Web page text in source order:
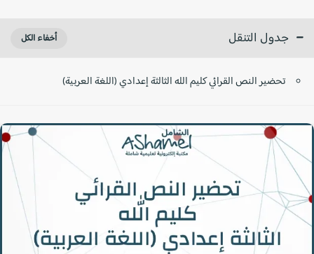
جدول التنقل
تحضير النص القرائي كليم الله الثالثة إعدادي (اللغة العربية)